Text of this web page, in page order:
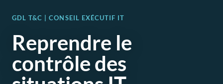
GDL T&C | CONSEIL EXÉCUTIF IT
Reprendre le
contrôle des